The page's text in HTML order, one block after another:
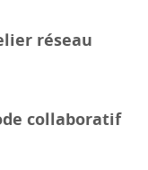
réseau
collaboratif